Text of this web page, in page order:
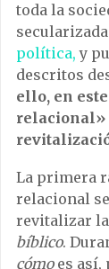
toda la
política, y
descritos
ello, en
relacional»
La primera
relacional
revitalizar la
bíblico.
cómoes así,